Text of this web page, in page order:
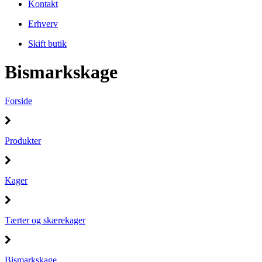
Kontakt
Erhverv
Skift butik
Bismarkskage
Forside
Produkter
Kager
Tærter og skærekager
Bismarkskage